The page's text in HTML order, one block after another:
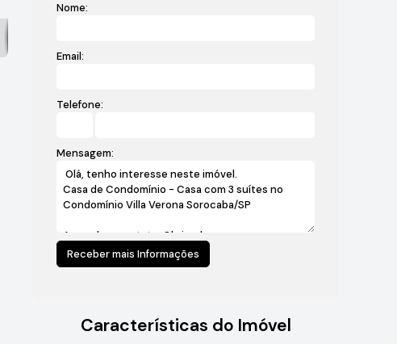
Nome:
Email:
Telefone:
Mensagem:
Características do Imóvel